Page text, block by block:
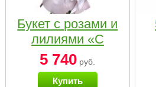
Букет с розами и
лилиями «С
наилучшими
пожеланиями»
5 740 руб.
Купить